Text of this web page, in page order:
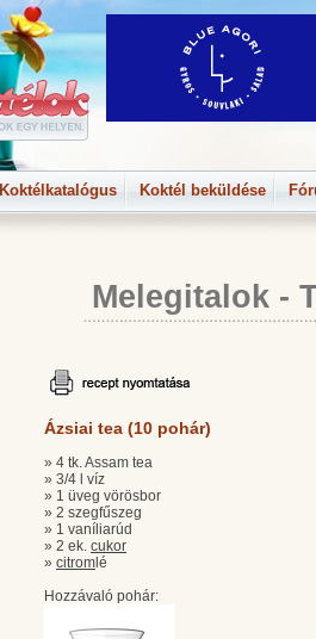
Koktélkatalógus Koktél beküldése
Melegitalok -
Ázsiai tea (10 pohár)
» 4 tk. Assam tea
» 3/4 l víz
» 1 üveg vörösbor
» 2 szegfűszeg
» 1 vaníliarúd
» 2 ek. cukor
» citrom lé
Hozzávaló pohár: